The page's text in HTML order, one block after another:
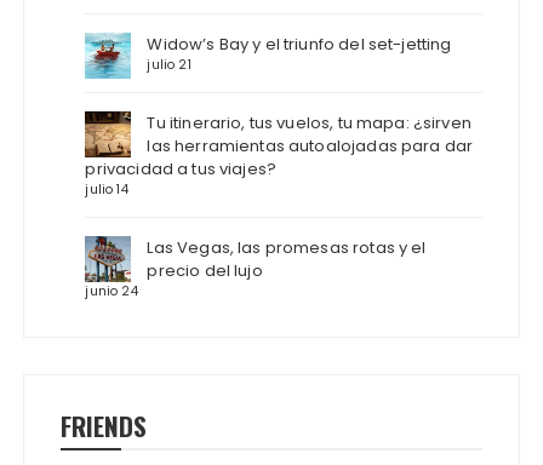
Widow’s Bay y el triunfo del set-jetting
julio 21
Tu itinerario, tus vuelos, tu mapa: ¿sirven
las herramientas autoalojadas para dar
privacidad a tus viajes?
julio 14
Las Vegas, las promesas rotas y el
precio del lujo
junio 24
FRIENDS